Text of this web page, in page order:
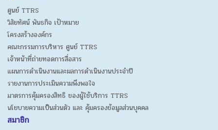
ศูนย์ TTRS
วิสัยทัศน์ พันธกิจ เป้าหมาย
โครงสร้างองค์กร
คณะกรรมการบริหาร ศูนย์ TTRS
เจ้าหน้าที่ถ่ายทอดการสื่อสาร
แผนการดำเนินงานและผลการดำเนินงานประจำปี
รายงานการประเมินความพึงพอใจ
มาตรการคุ้มครองสิทธิ ของผู้ใช้บริการ TTRS
นโยบายความเป็นส่วนตัว และ คุ้มครองข้อมูลส่วนบุคคล
สมาชิก